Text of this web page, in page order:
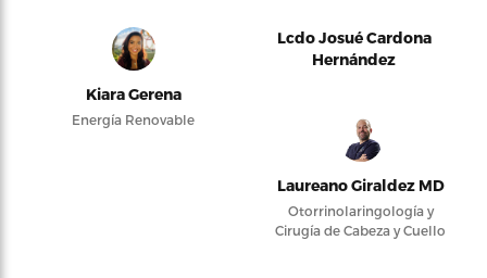
Kiara Gerena
Energía Renovable
Lcdo Josué Cardona
Hernández
Laureano Giraldez MD
Otorrinolaringología y
Cirugía de Cabeza y Cuello